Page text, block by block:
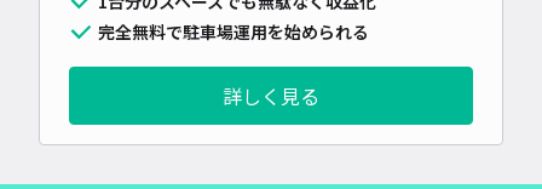
完全無料で駐車場運用を始められる
詳しく見る